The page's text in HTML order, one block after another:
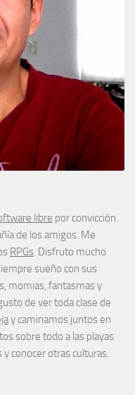
libre por convicción.
de los amigos. Me
RPGs. Disfruto mucho
sueño con sus
momias, fantasmas y
de ver toda clase de
y caminamos juntos en
sobre todo a las playas
conocer otras culturas.